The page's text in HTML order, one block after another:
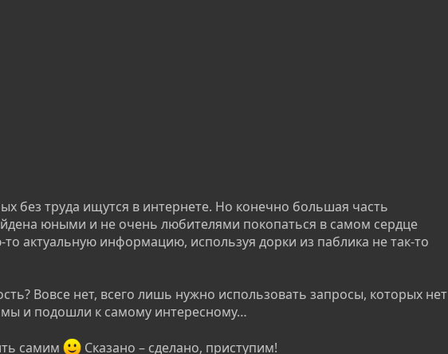
без труда ищутся в интернете. Но конечно большая часть
юными и не очень любителями покопаться в самом сердце
то актуальную информацию, используя дорки из паблика не так-то
Вовсе нет, всего лишь нужно использовать запросы, которых нет
мы и подошли к самому интересному…
самим Сказано – сделано, приступим!